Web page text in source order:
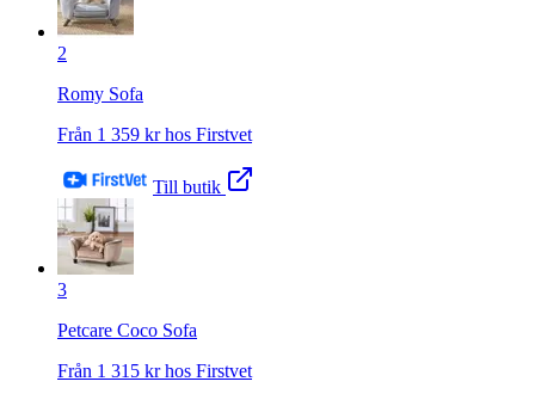
2
Romy Sofa
Från 1 359 kr hos Firstvet
Till butik
3
Petcare Coco Sofa
Från 1 315 kr hos Firstvet